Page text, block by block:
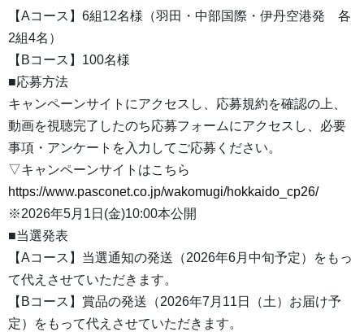
【Aコース】6組12名様（羽田・中部国際・伊丹空港発 各
2組4名）
【Bコース】100名様
■応募方法
キャンペーンサイトにアクセスし、応募規約を確認の上、
動画を視聴完了したのち応募フォームにアクセスし、必要
事項・アンケートを入力してご応募ください。
▽キャンペーンサイトはこちら
https://www.pasconet.co.jp/wakomugi/hokkaido_cp26/
※2026年5月1日(金)10:00本公開
■当選発表
【Aコース】当選通知の発送（2026年6月中旬予定）をもっ
て代えさせていただきます。
【Bコース】賞品の発送（2026年7月11日（土）お届け予
定）をもって代えさせていただきます。